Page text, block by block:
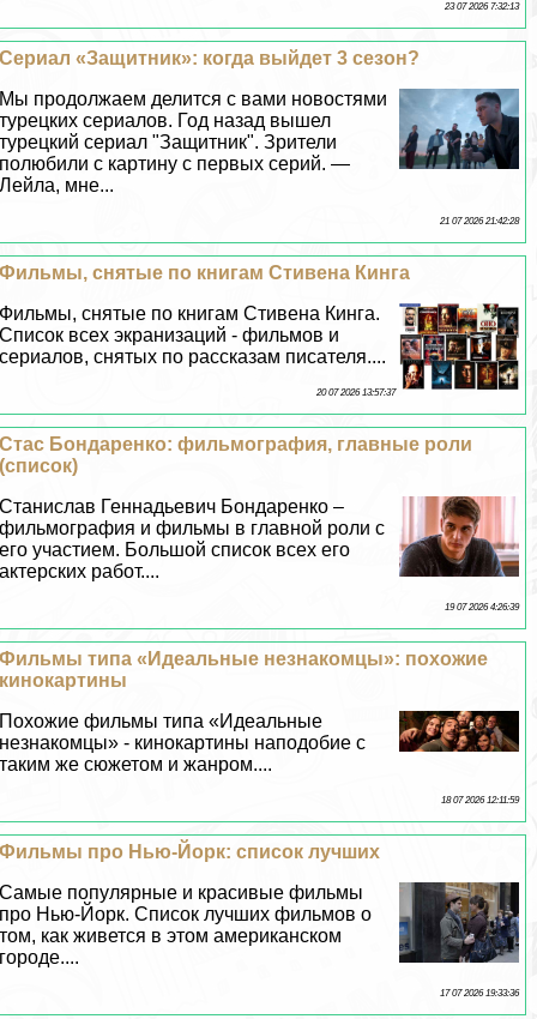
23 07 2026 7:32:13
Сериал «Защитник»: когда выйдет 3 сезон?
Мы продолжаем делится с вами новостями
турецких сериалов. Год назад вышел
турецкий сериал "Защитник". Зрители
полюбили с картину с первых серий. —
Лейла, мне...
21 07 2026 21:42:28
Фильмы, снятые по книгам Стивена Кинга
Фильмы, снятые по книгам Стивена Кинга.
Список всех экранизаций - фильмов и
сериалов, снятых по рассказам писателя....
20 07 2026 13:57:37
Стас Бондаренко: фильмография, главные роли
(список)
Станислав Геннадьевич Бондаренко –
фильмография и фильмы в главной роли с
его участием. Большой список всех его
актерских работ....
19 07 2026 4:26:39
Фильмы типа «Идеальные незнакомцы»: похожие
кинокартины
Похожие фильмы типа «Идеальные
незнакомцы» - кинокартины наподобие с
таким же сюжетом и жанром....
18 07 2026 12:11:59
Фильмы про Нью-Йорк: список лучших
Самые популярные и красивые фильмы
про Нью-Йорк. Список лучших фильмов о
том, как живется в этом американском
городе....
17 07 2026 19:33:36